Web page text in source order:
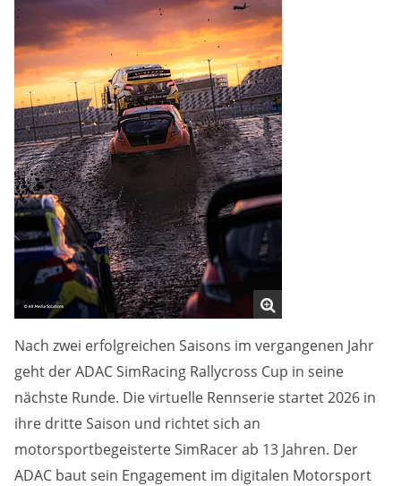
Nach zwei erfolgreichen Saisons im vergangenen Jahr
geht der ADAC SimRacing Rallycross Cup in seine
nächste Runde. Die virtuelle Rennserie startet 2026 in
ihre dritte Saison und richtet sich an
motorsportbegeisterte SimRacer ab 13 Jahren. Der
ADAC baut sein Engagement im digitalen Motorsport
Anbieter:
DMSB
Zweck:
Dieser Cookie speichert Informationen zu
verwendeten Hintergrundbildern der Website.
Cookie Laufzeit:
24 Stunden
Cookie Consent
Name:
cookie_consent
Anbieter:
DMSB
Zweck:
Dieser Cookie speichert die gewählten Cookie-
Einstellungen.